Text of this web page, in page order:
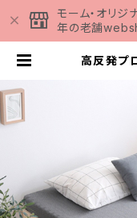
モーム・オリジ
年の老舗
高反発プ
ングル)